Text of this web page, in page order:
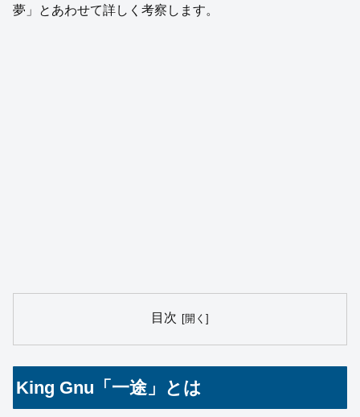
夢」とあわせて詳しく考察します。
目次
King Gnu「一途」とは